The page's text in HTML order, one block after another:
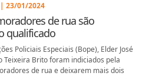
| 23/01/2024
de rua são
qualificado
Policiais Especiais (Bope), Elder José
Teixeira Brito foram indiciados pela
de rua e deixarem mais dois